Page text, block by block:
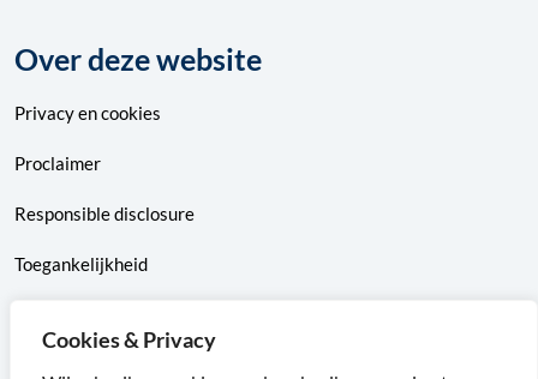
Cookies & Privacy
Over deze website
Privacyencookies
Proclaimer
Responsible disclosure
Toegankelijkheid